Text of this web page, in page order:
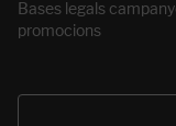
Bases legals
promocions